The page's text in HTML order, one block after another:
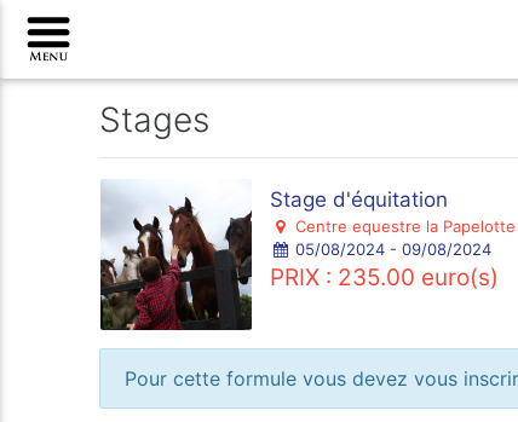
Stages
Stage d'équitation
Centre equestre la Papelotte
05/08/2024 - 09/08/2024
PRIX : 235.00 euro(s)
Pour cette formule vous devez vous